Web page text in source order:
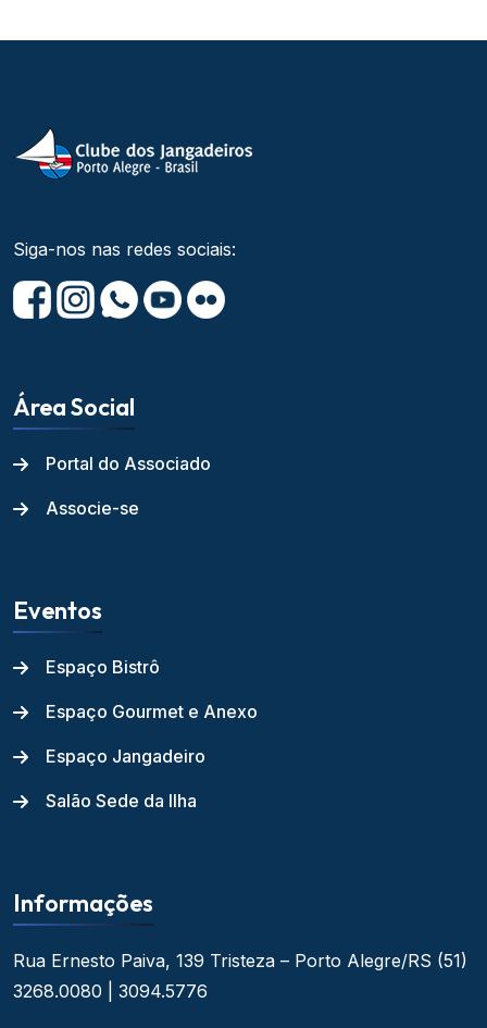
Siga-nos nas redes sociais:
Área Social
Portal do Associado
Associe-se
Eventos
Espaço Bistrô
Espaço Gourmet e Anexo
Espaço Jangadeiro
Salão Sede da Ilha
Informações
Rua Ernesto Paiva, 139 Tristeza – Porto Alegre/RS (51)
3268.0080 | 3094.5776